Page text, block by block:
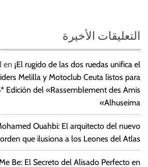
التعليقات الأخيرة
en ¡El rugido de las dos ruedas unifica el
Melilla y Motoclub Ceuta listos para
Edición del «Rassemblement des Amis
Alhuseima»
Ouahbi: El arquitecto del nuevo
orden que ilusiona a los Leones del Atlas
Be: El Secreto del Alisado Perfecto en